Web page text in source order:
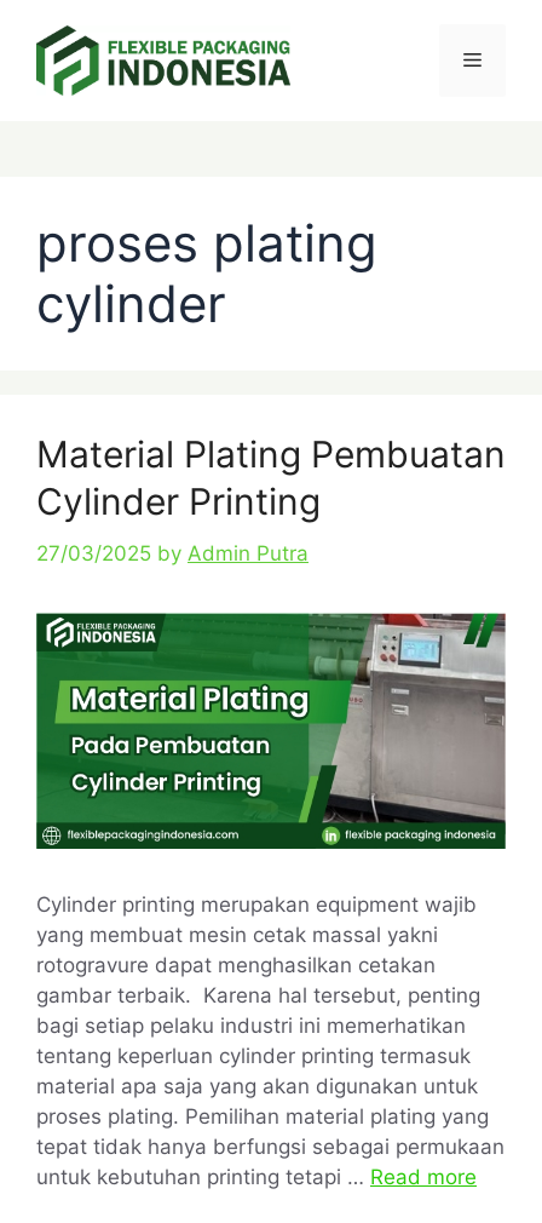
content
proses plating
cylinder
Material Plating Pembuatan
Cylinder Printing
27/03/2025 by Admin Putra
Cylinder printing merupakan equipment wajib
yang membuat mesin cetak massal yakni
rotogravure dapat menghasilkan cetakan
gambar terbaik. Karena hal tersebut, penting
bagi setiap pelaku industri ini memerhatikan
tentang keperluan cylinder printing termasuk
material apa saja yang akan digunakan untuk
proses plating. Pemilihan material plating yang
tepat tidak hanya berfungsi sebagai permukaan
untuk kebutuhan printing tetapi … Read more